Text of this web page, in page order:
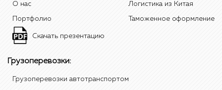
О нас
Портфолио
Скачать презентацию
Логистика из Китая
Таможенное оформление
Грузоперевозки:
Грузоперевозки автотранспортом